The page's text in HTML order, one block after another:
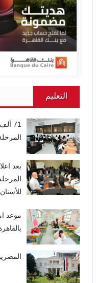
التعليم
71
بعد
للأسنان87.9 للهندسة
موعد